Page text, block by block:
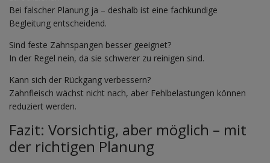
Bei falscher Planung ja – deshalb ist eine fachkundige
Begleitung entscheidend.
Sind feste Zahnspangen besser geeignet?
In der Regel nein, da sie schwerer zu reinigen sind.
Kann sich der Rückgang verbessern?
Zahnfleisch wächst nicht nach, aber Fehlbelastungen können
reduziert werden.
Fazit: Vorsichtig, aber möglich – mit
der richtigen Planung